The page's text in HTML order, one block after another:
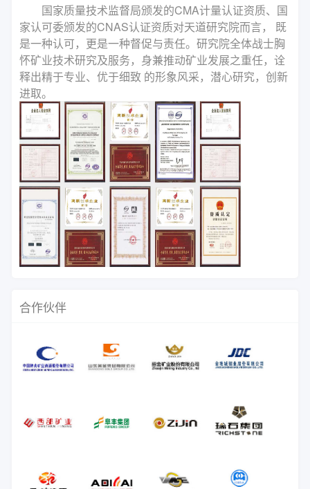
矿业环保科技有限公司、西安天聪智
能矿山科技有限公司、西安天德矿业
股权投资管理有限公司，主营业务包
括选厂承包、选矿试验、矿石化验、
矿权交易、矿产品贸易、矿山建设、
训、矿产品贸易、药剂推广、EPC
总承包等。截至2022年，已为国内
外矿山企业提供多项选矿设计、选矿
试验、选厂技术承包等服务，帮助众
多矿山企业降低投资风险，提高生产
效率，创造了一定的经济效益。
国家质量技术监督局颁发的CMA计量认证资质、国
家认可委颁发的CNAS认证资质对天道研究院而言， 既
是一种认可，更是一种督促与责任。研究院全体战士胸
怀矿业技术研究及服务，身兼推动矿业发展之重任，诠
释出精于专业、优于细致 的形象风采，潜心研究，创新
进取。
合作伙伴